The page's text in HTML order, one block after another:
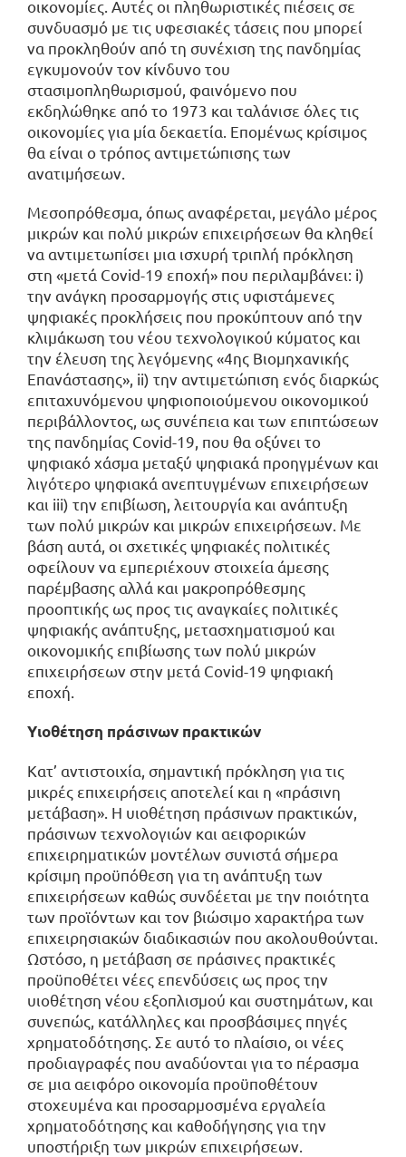
οικονομίες. Αυτές οι πληθωριστικές πιέσεις σε
συνδυασμό με τις υφεσιακές τάσεις που μπορεί
να προκληθούν από τη συνέχιση της πανδημίας
εγκυμονούν τον κίνδυνο του
στασιμοπληθωρισμού, φαινόμενο που
εκδηλώθηκε από το 1973 και ταλάνισε όλες τις
οικονομίες για μία δεκαετία. Επομένως κρίσιμος
θα είναι ο τρόπος αντιμετώπισης των
ανατιμήσεων.
Μεσοπρόθεσμα, όπως αναφέρεται, μεγάλο μέρος
μικρών και πολύ μικρών επιχειρήσεων θα κληθεί
να αντιμετωπίσει μια ισχυρή τριπλή πρόκληση
στη «μετά Covid-19 εποχή» που περιλαμβάνει: i)
την ανάγκη προσαρμογής στις υφιστάμενες
ψηφιακές προκλήσεις που προκύπτουν από την
κλιμάκωση του νέου τεχνολογικού κύματος και
την έλευση της λεγόμενης «4ης Βιομηχανικής
Επανάστασης», ii) την αντιμετώπιση ενός διαρκώς
επιταχυνόμενου ψηφιοποιούμενου οικονομικού
περιβάλλοντος, ως συνέπεια και των επιπτώσεων
της πανδημίας Covid-19, που θα οξύνει το
ψηφιακό χάσμα μεταξύ ψηφιακά προηγμένων και
λιγότερο ψηφιακά ανεπτυγμένων επιχειρήσεων
και iii) την επιβίωση, λειτουργία και ανάπτυξη
των πολύ μικρών και μικρών επιχειρήσεων. Με
βάση αυτά, οι σχετικές ψηφιακές πολιτικές
οφείλουν να εμπεριέχουν στοιχεία άμεσης
παρέμβασης αλλά και μακροπρόθεσμης
προοπτικής ως προς τις αναγκαίες πολιτικές
ψηφιακής ανάπτυξης, μετασχηματισμού και
οικονομικής επιβίωσης των πολύ μικρών
επιχειρήσεων στην μετά Covid-19 ψηφιακή
εποχή.
Υιοθέτηση πράσινων πρακτικών
Κατ’ αντιστοιχία, σημαντική πρόκληση για τις
μικρές επιχειρήσεις αποτελεί και η «πράσινη
μετάβαση». Η υιοθέτηση πράσινων πρακτικών,
πράσινων τεχνολογιών και αειφορικών
επιχειρηματικών μοντέλων συνιστά σήμερα
κρίσιμη προϋπόθεση για τη ανάπτυξη των
επιχειρήσεων καθώς συνδέεται με την ποιότητα
των προϊόντων και τον βιώσιμο χαρακτήρα των
επιχειρησιακών διαδικασιών που ακολουθούνται.
Ωστόσο, η μετάβαση σε πράσινες πρακτικές
προϋποθέτει νέες επενδύσεις ως προς την
υιοθέτηση νέου εξοπλισμού και συστημάτων, και
συνεπώς, κατάλληλες και προσβάσιμες πηγές
χρηματοδότησης. Σε αυτό το πλαίσιο, οι νέες
προδιαγραφές που αναδύονται για το πέρασμα
σε μια αειφόρο οικονομία προϋποθέτουν
στοχευμένα και προσαρμοσμένα εργαλεία
χρηματοδότησης και καθοδήγησης για την
υποστήριξη των μικρών επιχειρήσεων.